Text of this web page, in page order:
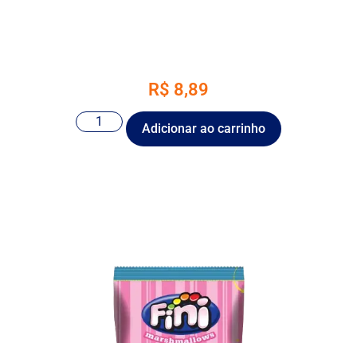
R$ 8,89
Adicionar ao carrinho